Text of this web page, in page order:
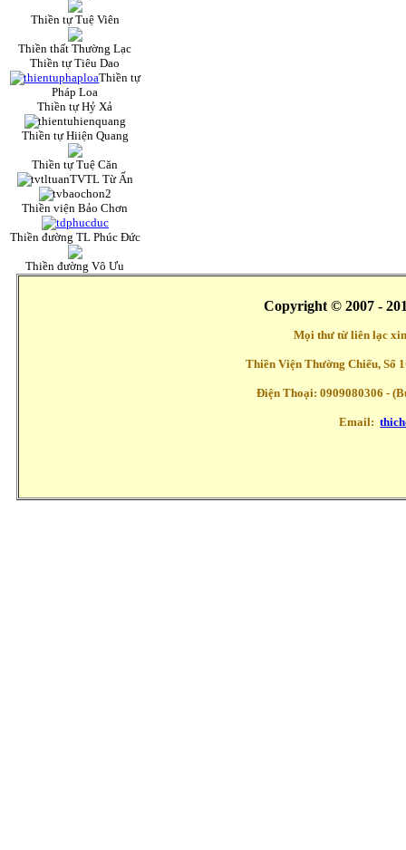
Thiền tự Tuệ Viên
Thiền thất Thường Lạc
Thiền tự Tiêu Dao
Thiền tự
Pháp Loa
Thiền tự Hỷ Xả
Thiền tự Hiiện Quang
Thiền tự Tuệ Căn
TVTL Từ Ấn
Thiền viện Bảo Chơn
Thiền đường TL Phúc Đức
Thiền đường Vô Ưu
Copyright © 2007 -
Mọi thư từ liên lạc
Thiền Viện Thường Chiếu, Số
Điện Thoại: 0909080306 -
Email: